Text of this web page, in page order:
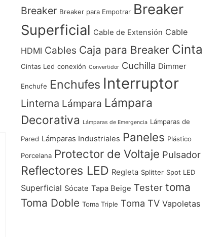
Breaker Breaker para Empotrar Breaker
Superficial Cable de Extensión Cable
HDMI Cables Caja para Breaker Cinta
Cintas Led conexión Convertidor Cuchilla Dimmer
Enchufe Enchufes Interruptor
Linterna Lámpara Lámpara
Decorativa
Lámparas de Emergencia Lámparas de
Pared Lámparas Industriales Paneles Plástico
Porcelana Protector de Voltaje Pulsador
Reflectores LED Regleta Splitter Spot LED
Superficial Sócate Tapa Beige Tester toma
Toma Doble Toma Triple Toma TV Vapoletas